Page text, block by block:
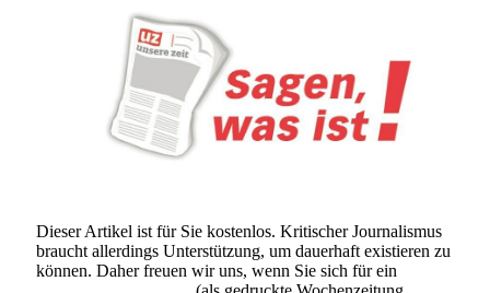
Dieser Artikel ist für Sie kostenlos. Kritischer Journalismus
braucht allerdings Unterstützung, um dauerhaft existieren zu
können. Daher freuen wir uns, wenn Sie sich für ein